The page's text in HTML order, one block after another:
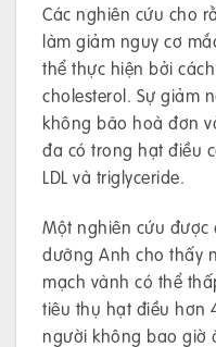
Các nghiên cứu cho
làm giảm nguy cơ
thể thực hiện bởi
cholesterol. Sự giảm
không bão hoà đơn
đa có trong hạt điều
LDL và triglyceride.
Một nghiên cứu được
dưỡng Anh cho thấy
mạch vành có thể
tiêu thụ hạt điều hơn
người không bao giờ